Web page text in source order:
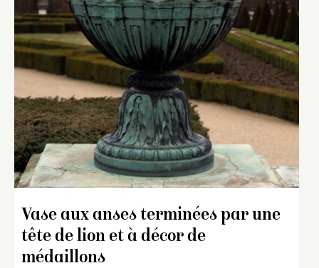
Vase aux anses terminées par une
tête de lion et à décor de
médaillons